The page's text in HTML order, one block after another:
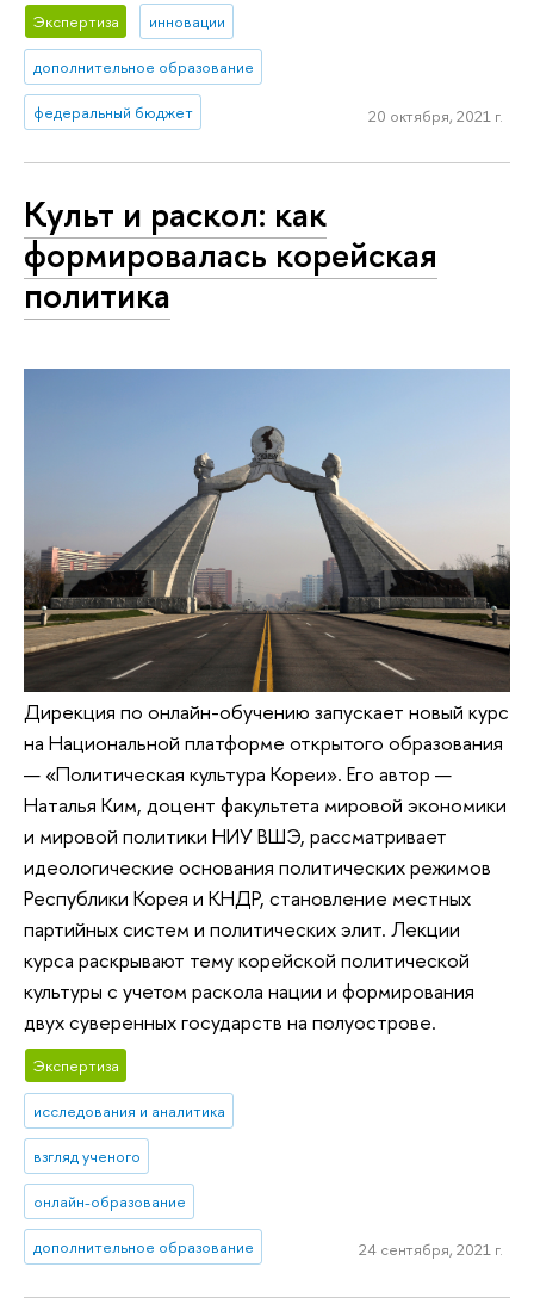
Экспертиза инновации
дополнительное образование
федеральный бюджет 20 октября, 2021 г.
Культ и раскол: как
формировалась корейская
политика
Дирекция по онлайн-обучению запускает новый курс
на Национальной платформе открытого образования
— «Политическая культура Кореи». Его автор —
Наталья Ким, доцент факультета мировой экономики
и мировой политики НИУ ВШЭ, рассматривает
идеологические основания политических режимов
Республики Корея и КНДР, становление местных
партийных систем и политических элит. Лекции
курса раскрывают тему корейской политической
культуры с учетом раскола нации и формирования
двух суверенных государств на полуострове.
Экспертиза
исследования и аналитика
взгляд ученого
онлайн-образование
дополнительное образование 24 сентября, 2021 г.